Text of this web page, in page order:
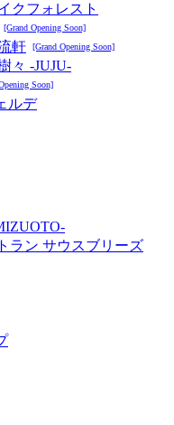
クフォレスト
[Grand Opening Soon]
軒 [Grand Opening Soon]
々 -JUJU-
Soon]
ルデ
ラン サウスブリーズ